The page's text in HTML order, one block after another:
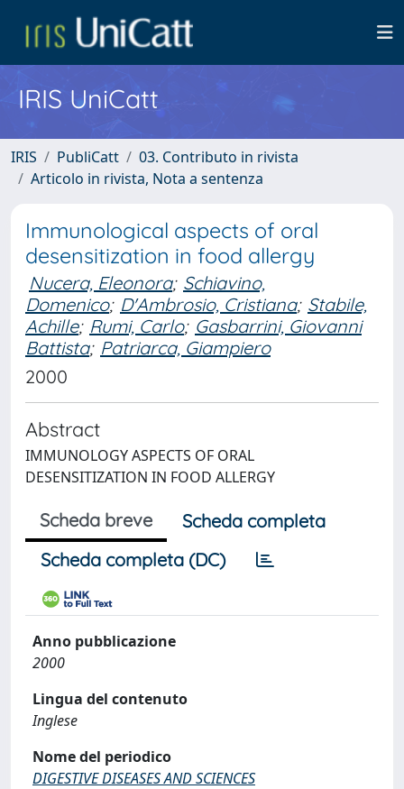
IRIS UniCatt
IRIS PubliCatt
03. Contributo in rivista
Articolo in rivista, Nota a sentenza
Immunological aspects of oral
desensitization in food allergy
Nucera, Eleonora; Schiavino,
Domenico; D'Ambrosio, Cristiana; Stabile,
Achille; Rumi, Carlo; Gasbarrini, Giovanni
Battista; Patriarca, Giampiero
2000
Abstract
IMMUNOLOGY ASPECTS OF ORAL
DESENSITIZATION IN FOOD ALLERGY
Scheda breve
Scheda completa
Scheda completa (DC)
Anno pubblicazione
2000
Lingua del contenuto
Inglese
Nome del periodico
DIGESTIVE DISEASES AND SCIENCES